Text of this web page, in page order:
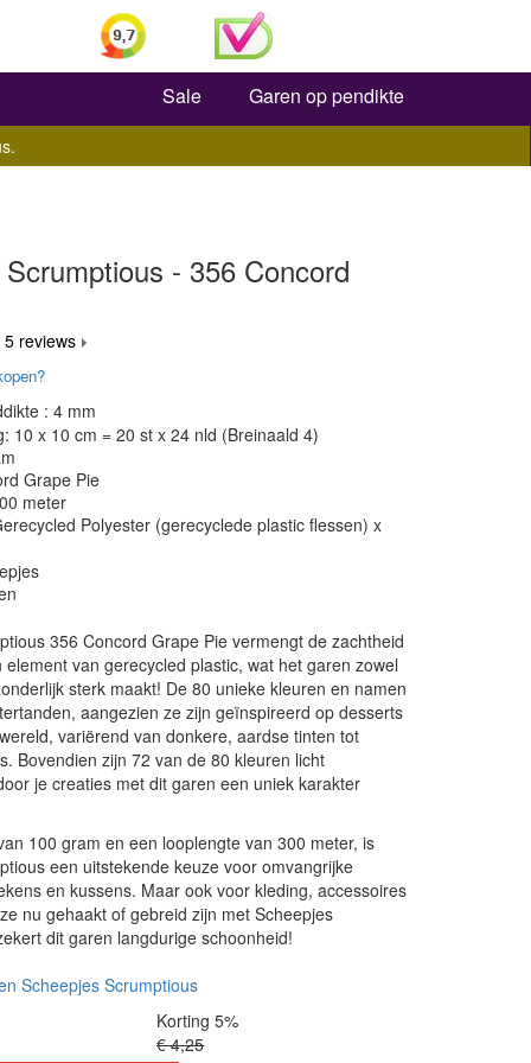
Zoeken
Sale Garen op pendikte
- 356 Concord
5 reviews
: 4 mm
10 x 10 cm = 20 st x 24 nld (Breinaald 4)
Grape Pie
meter
Polyester (gerecyclede plastic flessen) x
356 Concord Grape Pie vermengt de zachtheid
van gerecycled plastic, wat het garen zowel
sterk maakt! De 80 unieke kleuren en namen
aangezien ze zijn geïnspireerd op desserts
variërend van donkere, aardse tinten tot
Bovendien zijn 72 van de 80 kleuren licht
je creaties met dit garen een uniek karakter
100 gram en een looplengte van 300 meter, is
een uitstekende keuze voor omvangrijke
en kussens. Maar ook voor kleding, accessoires
nu gehaakt of gebreid zijn met Scheepjes
dit garen langdurige schoonheid!
Scheepjes Scrumptious
Korting 5%
€ 4,25